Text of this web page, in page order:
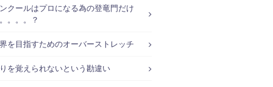
クールはプロになる為の登竜門だけ
。。。？
を目指すためのオーバーストレッチ
を覚えられないという勘違い